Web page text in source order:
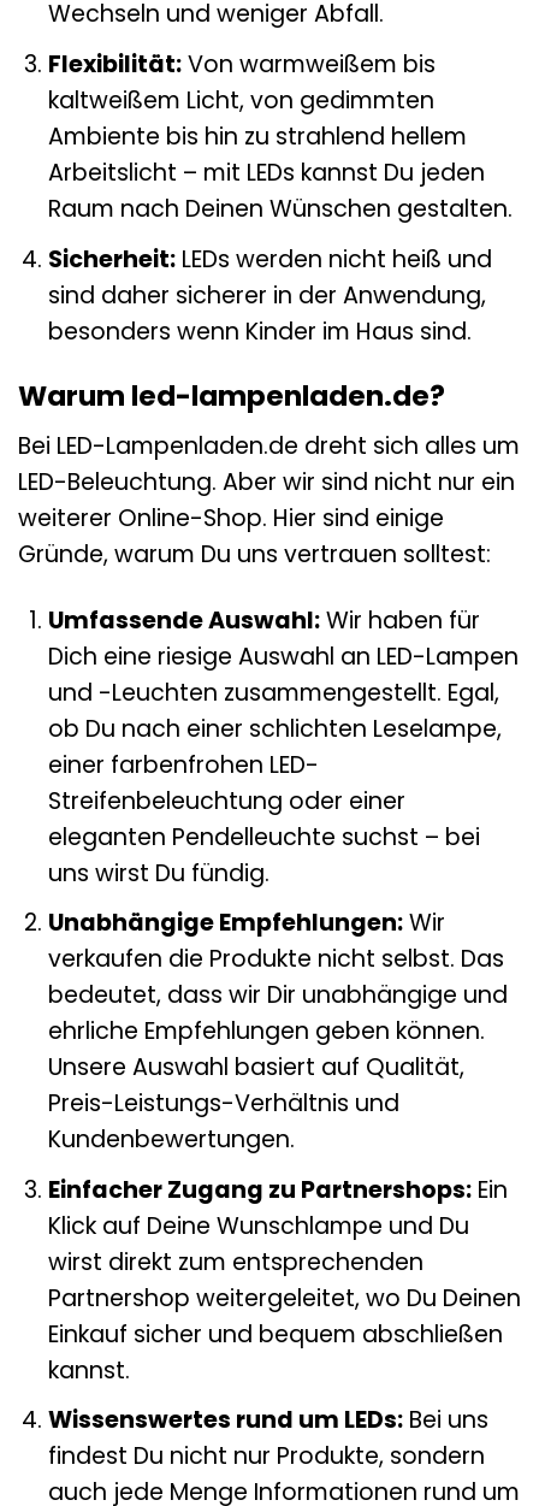
Wechseln und weniger Abfall.
Flexibilität:Von warmweißem bis
kaltweißem Licht, von gedimmten
Ambiente bis hin zu strahlend hellem
Arbeitslicht – mit LEDs kannst Du jeden
Raum nach Deinen Wünschen gestalten.
Sicherheit:LEDs werden nicht heiß und
sind daher sicherer in der Anwendung,
besonders wenn Kinder im Haus sind.
Warum led-lampenladen.de?
Bei LED-Lampenladen.de dreht sich alles um
LED-Beleuchtung. Aber wir sind nicht nur ein
weiterer Online-Shop. Hier sind einige
Gründe, warum Du uns vertrauen solltest:
Umfassende Auswahl:Wir haben für
Dich eine riesige Auswahl an LED-Lampen
und -Leuchten zusammengestellt. Egal,
ob Du nach einer schlichten Leselampe,
einer farbenfrohen LED-
Streifenbeleuchtung oder einer
eleganten Pendelleuchte suchst – bei
uns wirst Du fündig.
Unabhängige Empfehlungen:Wir
verkaufen die Produkte nicht selbst. Das
bedeutet, dass wir Dir unabhängige und
ehrliche Empfehlungen geben können.
Unsere Auswahl basiert auf Qualität,
Preis-Leistungs-Verhältnis und
Kundenbewertungen.
Einfacher Zugang zu Partnershops:Ein
Klick auf Deine Wunschlampe und Du
wirst direkt zum entsprechenden
Partnershop weitergeleitet, wo Du Deinen
Einkauf sicher und bequem abschließen
kannst.
Wissenswertes rund um LEDs:Bei uns
findest Du nicht nur Produkte, sondern
auch jede Menge Informationen rund um